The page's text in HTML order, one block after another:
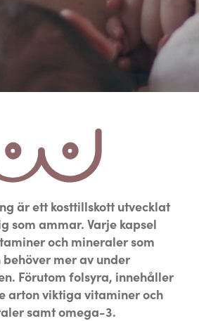
är ett kosttillskott utvecklat
som ammar. Varje kapsel
och mineraler som
mer av under
Förutom folsyra, innehåller
arton viktiga vitaminer och
samt omega-3.